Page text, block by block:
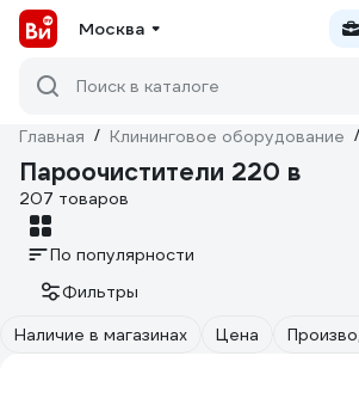
Москва
Поиск в каталоге
Главная / Клининговое оборудование /
Пароочистители 220 в
207 товаров
По популярности
Фильтры
Наличие в магазинах
Цена